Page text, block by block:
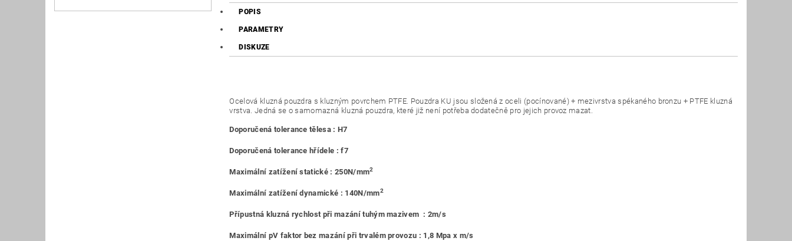
POPIS
PARAMETRY
DISKUZE
Ocelová kluzná pouzdra s kluzným povrchem PTFE. Pouzdra KU jsou složená z oceli (pocínované) + mezivrstva spékaného bronzu + PTFE kluzná
vrstva. Jedná se o samomazná kluzná pouzdra, které již není potřeba dodatečně pro jejich provoz mazat.
Doporučená tolerance tělesa : H7
Doporučená tolerance hřídele : f7
Maximální zatížení statické : 250N/mm2
Maximální zatížení dynamické : 140N/mm2
Přípustná kluzná rychlost při mazání tuhým mazivem : 2m/s
Maximální pV faktor bez mazání při trvalém provozu : 1,8 Mpa x m/s